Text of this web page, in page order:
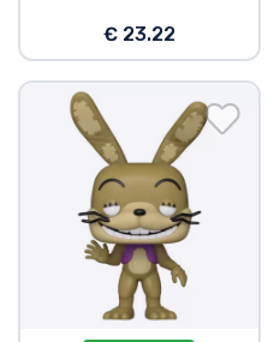
€ 23.22